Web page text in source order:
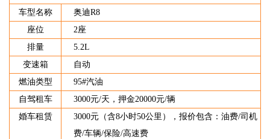
车型名称
奥迪R8
座位
2座
排量
5.2L
变速箱
自动
燃油类型
95#汽油
自驾租车
3000元/天，押金20000元/辆
婚车租赁
3000元（含8小时50公里），报价包含：油费/司机
费/车辆/保险/高速费